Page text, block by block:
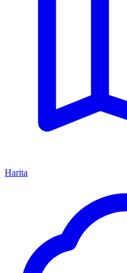
Harita